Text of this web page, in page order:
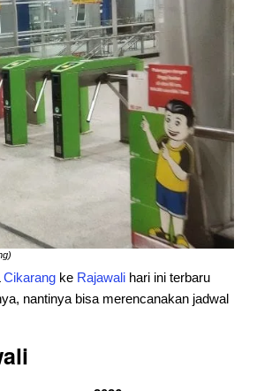
Cikarang ke Rajawali hari ini terbaru
nantinya bisa merencanakan jadwal